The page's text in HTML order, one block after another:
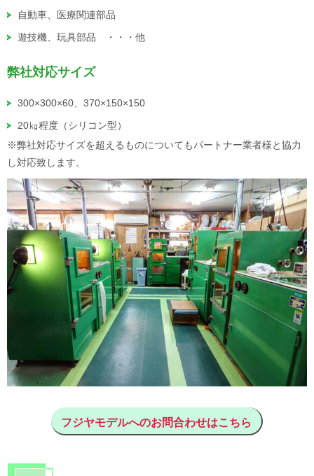
6月11日 【新規掲載！】株式会社ニコ・ワークス（東京都港
い会員情報を保有する子育てメディアbabycoへ出稿しませんか？
6月10日【新規掲載！】MIRASENT（ミラセント）は、止まると
困る重要設備を1台・1か月～予兆診断。故障データが少ない現場で
もOK。中堅・中小製造業の予知保全をサポートします。
（東京都港区）：PC操作画面をすべて動画でフル録画するクラウド
型ツール「ごきげんモニター」。月額3,000円/台〜
5月29日 【新規掲載！】株式会社EffortlessConsulting（東京都港
区）：ペプチドが筋トレにどのような効果があるのかを解説。成果
を高めたいジム会員に提案できるぺプチド商品もご提案します。
5月13日【新規掲載！】株式会社アクスト東日本（横浜市）：業
務用呼び出しベルとしてベルスターは高い耐久性と長距離通信、手
厚いサポートで多くの飲食店や工場で採用されています。
4月6日【新規掲載！】エトワール ピアノ・チェロ教室（川崎
市）：高津区（溝の口・二子新地）を中心に、ご自宅で学べる出張
型のピアノ・チェロ教室。お子様から大人まで、一人ひとりに寄り
添った丁寧なレッスンを行ってい
【新規掲載！】株式会社天龍産業（茅ヶ崎市）：湘南エ
リアを中心に、建物解体工事、産業廃棄物収集運搬、アスベスト対
応、土地売買まで一貫対応。周辺環境に配慮した安全な施工で、解
3月27日【新規掲載！】iTeen 湘南ベース校（藤沢市）：初心者
でも安心して学べる、小学生・中学生対象の個別指導プログラミン
3月11日
自動車、医療関連部品
遊技機、玩具部品 ・・・他
弊社対応サイズ
300×300×60、370×150×150
20㎏程度（シリコン型）
※弊社対応サイズを超えるものについてもパートナー業者様と協力
し対応致します。
フジヤモデルへのお問合わせはこちら